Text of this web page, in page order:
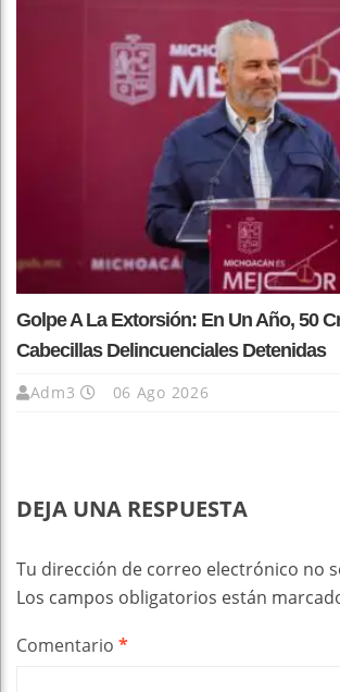
Golpe A La Extorsión: En Un Año, 50
Cabecillas Delincuenciales Detenidas
Adm3 06 Ago 2026
DEJA UNA RESPUESTA
Tu dirección de correo electrónico no
Los campos obligatorios están
Comentario *